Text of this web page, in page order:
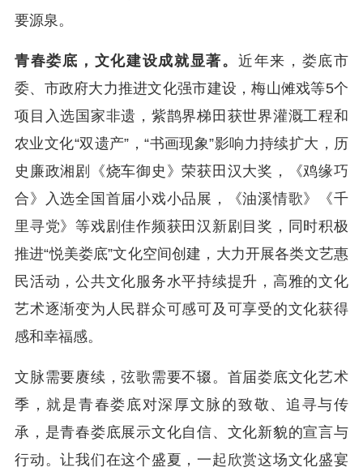
要源泉。
青春娄底，文化建设成就显著。 近年来，娄底市
委、市政府大力推进文化强市建设，梅山傩戏等5个
项目入选国家非遗，紫鹊界梯田获世界灌溉工程和
农业文化“双遗产”，“书画现象”影响力持续扩大，历
史廉政湘剧《烧车御史》荣获田汉大奖，《鸡缘巧
合》入选全国首届小戏小品展，《油溪情歌》《千
里寻党》等戏剧佳作频获田汉新剧目奖，同时积极
推进“悦美娄底”文化空间创建，大力开展各类文艺惠
民活动，公共文化服务水平持续提升，高雅的文化
艺术逐渐变为人民群众可感可及可享受的文化获得
感和幸福感。
文脉需要赓续，弦歌需要不辍。首届娄底文化艺术
季，就是青春娄底对深厚文脉的致敬、追寻与传
承，是青春娄底展示文化自信、文化新貌的宣言与
行动。让我们在这个盛夏，一起欣赏这场文化盛宴